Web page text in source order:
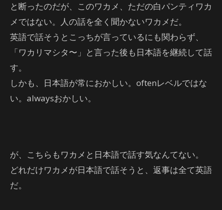
と断ったのだが、このワカメ、ただの白パンティワカ
メではない。人の話を全く聞かないワカメだ。
英語で話そうとこっちが言っているにも関わらず、
「ワカリマシタ〜」と言った後も日本語を継続して話
す。
しかも、日本語が常におかしい。oftenレベルではな
い。alwaysおかしい。
が、こちらもワカメと日本語で話す気なんてない。
どれだけワカメが日本語で話そうと、返事は全て英語
だ。